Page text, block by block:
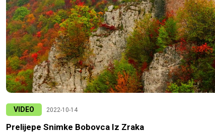
VIDEO 2022-10-14
Prelijepe Snimke Bobovca Iz Zraka